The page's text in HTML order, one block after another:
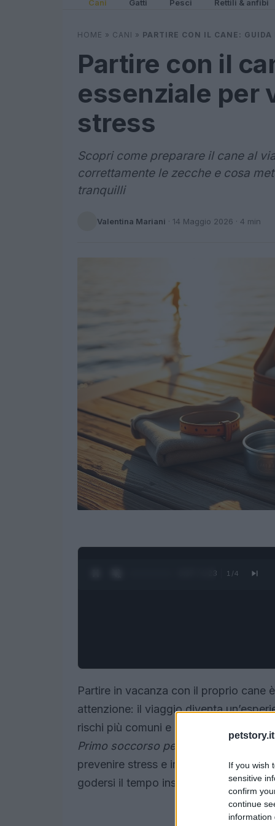
If you wish
sensitive
confirm
continue
information
Cani Gatti Pesci Rettili & anfibi
HOME » CANI » PARTIRE CON IL CANE:
Partire con il
essenziale per
stress
Scopri come preparare il cane al
correttamente le zecche e cosa
tranquilli
Valentina Mariani · 14 Maggio 2026 · 4 min
0:28 / 1:23 1 /4
Partire in vacanza con il proprio cane
attenzione: il viaggio diventa
rischi più comuni e le azioni
Primo soccorso per il mio cane
prevenire stress e incidenti in
godersi il tempo insieme senza